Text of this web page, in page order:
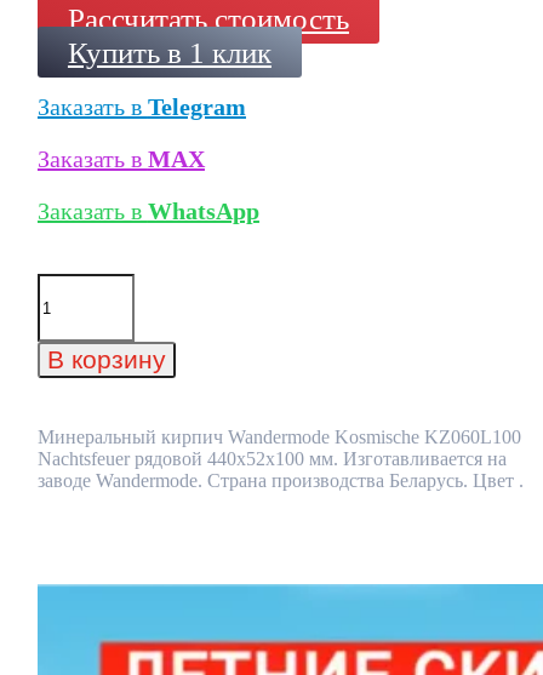
Рассчитать стоимость
Купить в 1 клик
Заказать в Telegram
Заказать в MAX
Заказать в WhatsApp
Количество
товара
кирпич
Wandermode
Nachtsfeuer
рядовой
440x52x100
В корзину
Минеральный кирпич Wandermode Kosmische KZ060L100
Nachtsfeuer рядовой 440x52x100 мм. Изготавливается на
заводе Wandermode. Страна производства Беларусь. Цвет .